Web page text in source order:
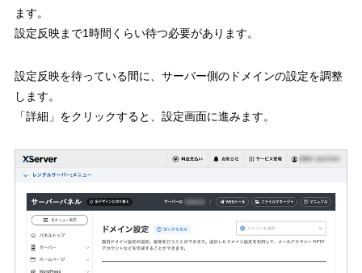
ます。
設定反映まで1時間くらい待つ必要があります。
設定反映を待っている間に、サーバー側のドメインの設定を調整
します。
「詳細」をクリックすると、設定画面に進みます。